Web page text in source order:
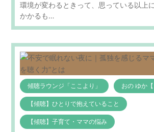
環境が変わるときって、思っている以上
かかるも…
傾聴ラウンジ「ここより」 おの ゆか【
【傾聴】ひとりで抱えていること
【傾聴】子育て・ママの悩み